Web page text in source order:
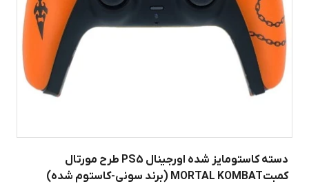
دسته کاستومایز شده اورجینال PS5 طرح مورتال
کمبتMORTAL KOMBAT (برند سونی-کاستوم شده)